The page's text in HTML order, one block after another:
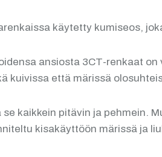
käytetty kumiseos,
ansiosta 3CT-renkaat
kuivissa että märissä
se kaikkein pitävin ja
kisakäyttöön märissä ja